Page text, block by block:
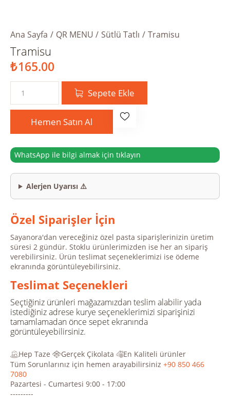
Ana Sayfa QR MENU Sütlü Tatlı Tramisu
Tramisu
₺165.00
Sepete Ekle
Hemen Satın Al
WhatsApp ile bilgi almak için tıklayın
Alerjen Uyarısı ⚠️
Özel Siparişler İçin
Sayanora'dan vereceğiniz özel pasta siparişlerinizin üretim
süresi 2 gündür. Stoklu ürünlerimizden ise her an sipariş
verebilirsiniz. Ürün teslimat seçeneklerimizi ise ödeme
ekranında görüntüleyebilirsiniz.
Teslimat Seçenekleri
Seçtiğiniz ürünleri mağazamızdan teslim alabilir yada
istediğiniz adrese kurye seçeneklerimizi siparişinizi
tamamlamadan önce sepet ekranında
görüntüleyebilirsiniz.
Hep Taze Gerçek Çikolata
En Kaliteli ürünler
Tüm Sorunlarınız için hemen arayabilirsiniz +90 850 466
7080
Pazartesi - Cumartesi 9:00 - 17:00
---------